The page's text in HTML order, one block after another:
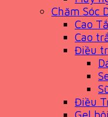
Chăm Sóc
Cao
Cao
Điều
Điều